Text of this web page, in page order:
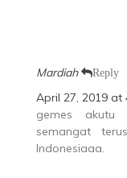
Mardiah Reply
April 27, 2019 at
gemes akutu
semangat
Indonesiaaa.